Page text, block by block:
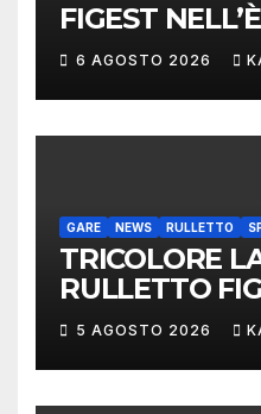
FIGEST
MONDIALE:
CONVEGNO
6 AGOSTO 2026
GARE NEWS RULLETTO
TRICOLORE
RULLETTO
DI CASTELLO
MARCHIGIANI
5 AGOSTO 2026